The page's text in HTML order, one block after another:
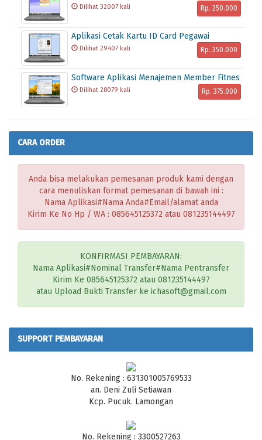
Dilihat 32007 kali Rp. 250.000
Aplikasi Cetak Kartu ID Card Pegawai
Dilihat 29407 kali Rp. 350.000
Software Aplikasi Menajemen Member Fitnes
Dilihat 28079 kali Rp. 375.000
CARA ORDER
Anda bisa melakukan pemesanan produk kami dengan
cara menuliskan format pemesanan di bawah ini :
Nama Aplikasi#Nama Anda#Email/alamat anda
Kirim Ke No Hp / WA : 085645125372 atau 081235144497
KONFIRMASI PEMBAYARAN:
Nama Aplikasi#Nominal Transfer#Nama Pentransfer
Kirim Ke 085645125372 atau 081235144497
atau Upload Bukti Transfer ke ichasoft@gmail.com
SUPPORT PEMBAYARAN
No. Rekening : 631301005769533
an. Deni Zuli Setiawan
Kcp. Pucuk. Lamongan
No. Rekening : 3300527263